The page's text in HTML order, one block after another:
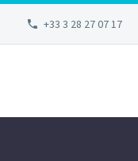
+33 3 28 27 07 17